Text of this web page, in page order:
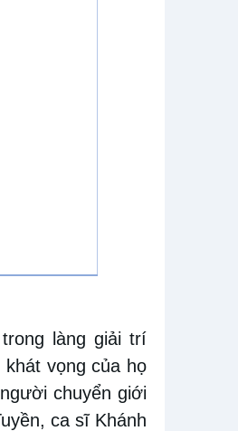
làng giải trí
vọng của họ
chuyển giới
ca sĩ Khánh